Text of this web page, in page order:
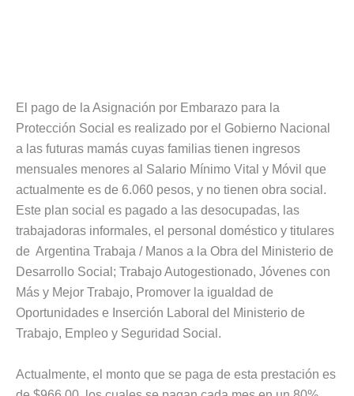
El pago de la Asignación por Embarazo para la
Protección Social es realizado por el Gobierno Nacional
a las futuras mamás cuyas familias tienen ingresos
mensuales menores al Salario Mínimo Vital y Móvil que
actualmente es de 6.060 pesos, y no tienen obra social.
Este plan social es pagado a las desocupadas, las
trabajadoras informales, el personal doméstico y titulares
de Argentina Trabaja / Manos a la Obra del Ministerio de
Desarrollo Social; Trabajo Autogestionado, Jóvenes con
Más y Mejor Trabajo, Promover la igualdad de
Oportunidades e Inserción Laboral del Ministerio de
Trabajo, Empleo y Seguridad Social.
Actualmente, el monto que se paga de esta prestación es